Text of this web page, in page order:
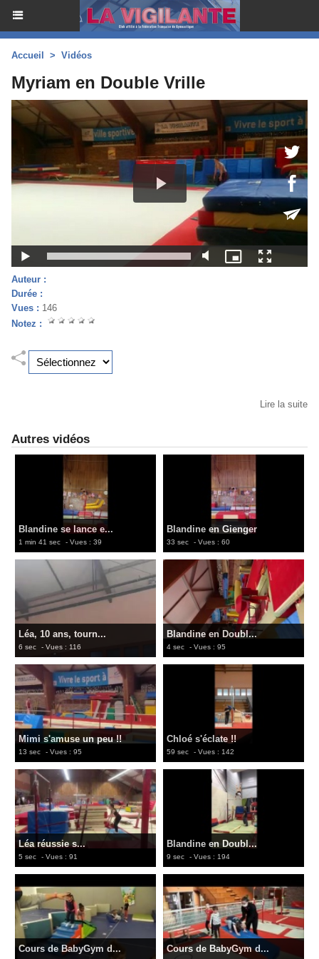
Accueil > Vidéos
Myriam en Double Vrille
Auteur :
Durée :
Vues : 146
Notez :
Lire la suite
Autres vidéos
Blandine se lance e...
1 min 41 sec - Vues : 39
Blandine en Gienger
33 sec - Vues : 60
Léa, 10 ans, tourn...
6 sec - Vues : 116
Blandine en Doubl...
4 sec - Vues : 95
Mimi s'amuse un peu !!
13 sec - Vues : 95
Chloé s'éclate !!
59 sec - Vues : 142
Léa réussie s...
5 sec - Vues : 91
Blandine en Doubl...
9 sec - Vues : 194
Cours de BabyGym d... Cours de BabyGym d...